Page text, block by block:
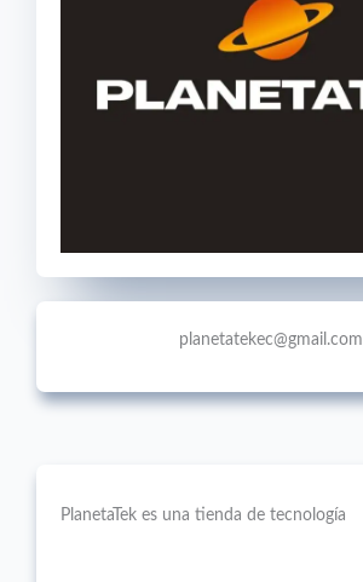
planetatekec@gmail.com
PlanetaTek es una tienda de tecnología